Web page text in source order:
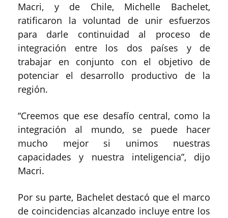
Macri, y de Chile, Michelle Bachelet,
ratificaron la voluntad de unir esfuerzos
para darle continuidad al proceso de
integración entre los dos países y de
trabajar en conjunto con el objetivo de
potenciar el desarrollo productivo de la
región.
“Creemos que ese desafío central, como la
integración al mundo, se puede hacer
mucho mejor si unimos nuestras
capacidades y nuestra inteligencia”, dijo
Macri.
Por su parte, Bachelet destacó que el marco
de coincidencias alcanzado incluye entre los